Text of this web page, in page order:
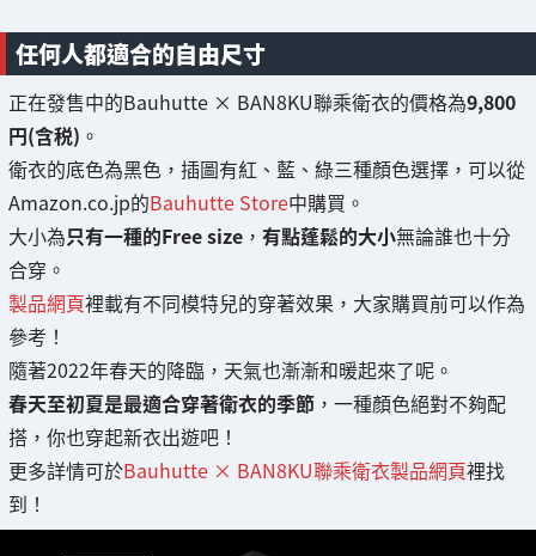
任何人都適合的自由尺寸
正在發售中的Bauhutte × BAN8KU聯乘衛衣的價格為9,800
円(含税) 。
衛衣的底色為黑色，插圖有紅、藍、綠三種顏色選擇，可以從
Amazon.co.jp的Bauhutte Store中購買。
大小為只有一種的Free size ， 有點蓬鬆的大小無論誰也十分
合穿。
製品網頁裡載有不同模特兒的穿著效果，大家購買前可以作為
參考！
隨著2022年春天的降臨，天氣也漸漸和暖起來了呢。
春天至初夏是最適合穿著衛衣的季節 ，一種顏色絕對不夠配
搭，你也穿起新衣出遊吧！
更多詳情可於Bauhutte × BAN8KU聯乘衛衣製品網頁裡找
到！